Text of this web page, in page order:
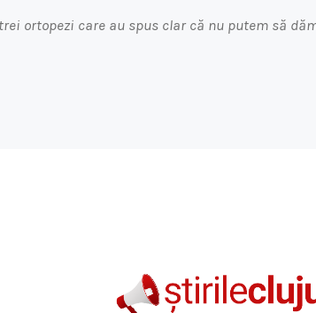
ortopezi care au spus clar că nu putem să